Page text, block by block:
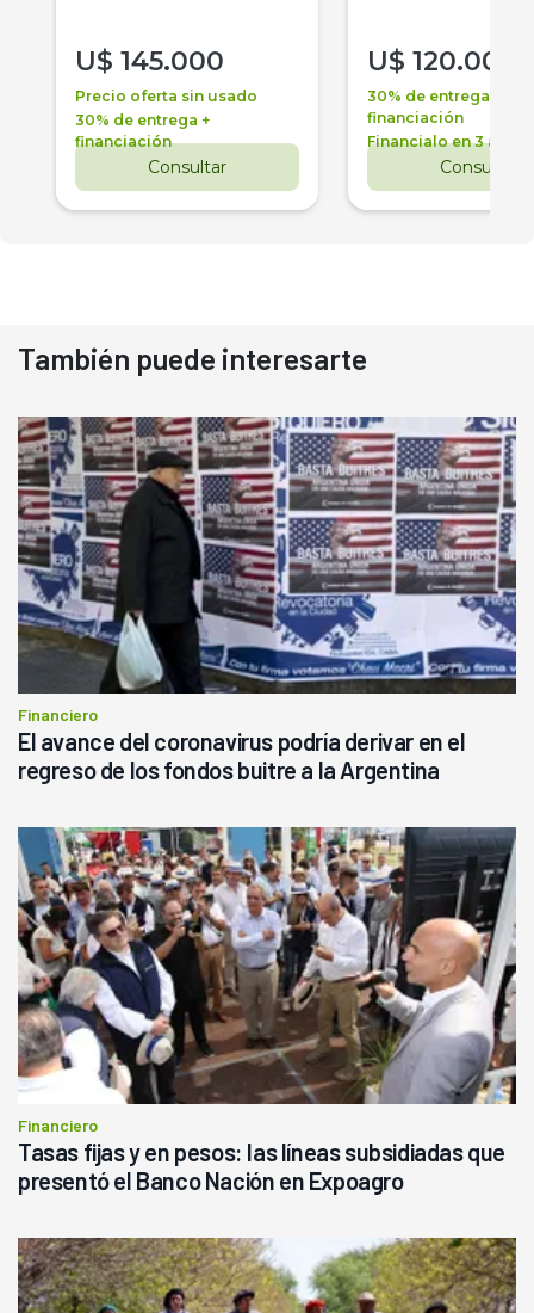
U$ 145.000
Precio oferta sin usado
30% de entrega +
financiación
Consultar
U$ 120.000
30% de entrega +
financiación
Financialo en 3 años
Consultar
También puede interesarte
Financiero
El avance del coronavirus podría derivar en el
regreso de los fondos buitre a la Argentina
Financiero
Tasas fijas y en pesos: las líneas subsidiadas que
presentó el Banco Nación en Expoagro